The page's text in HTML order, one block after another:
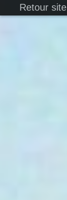
Retour site